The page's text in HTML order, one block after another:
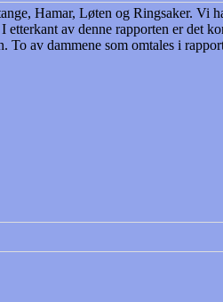
Hamar, Løten og Ringsaker. Vi
av denne rapporten er det
To av dammene som omtales i